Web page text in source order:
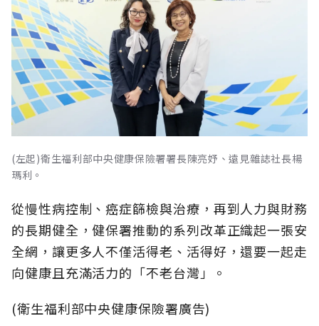
(左起)衛生福利部中央健康保險署署長陳亮妤、遠見雜誌社長楊
瑪利。
從慢性病控制、癌症篩檢與治療，再到人力與財務
的長期健全，健保署推動的系列改革正織起一張安
全網，讓更多人不僅活得老、活得好，還要一起走
向健康且充滿活力的「不老台灣」。
(衛生福利部中央健康保險署廣告)